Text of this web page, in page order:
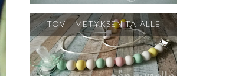
TOVI IMETYKSEN TAIALLE